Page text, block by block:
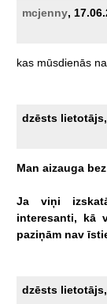
mcjenny,
kas mūsdienās
dzēsts lietotājs,
Man aizauga bez
Ja viņi
interesanti,
kā
paziņām nav
dzēsts lietotājs,